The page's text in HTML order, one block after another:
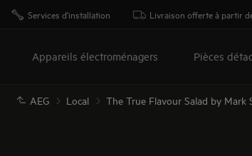
Services d'installation Livraison offerte à partir
Appareils électroménagers Pièces
AEG Local The True Flavour Salad by Mark